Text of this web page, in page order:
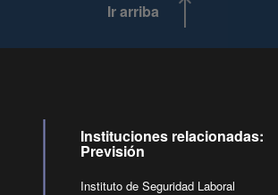
Ir arriba
Instituciones relacionadas:
Previsión
Instituto de Seguridad Laboral